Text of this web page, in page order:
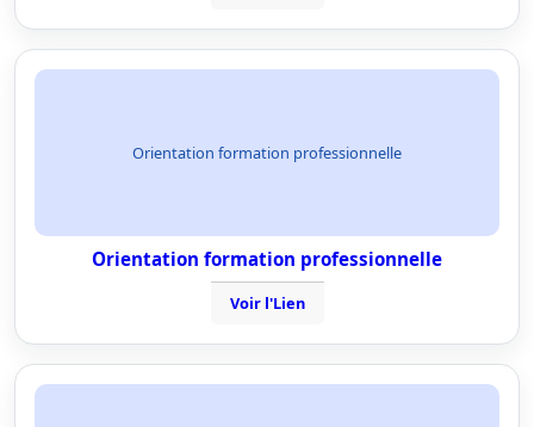
Orientation formation professionnelle
Orientation formation professionnelle
Voir l'Lien